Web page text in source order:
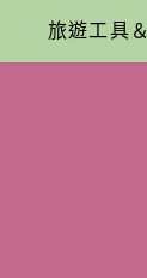
content
旅遊工具